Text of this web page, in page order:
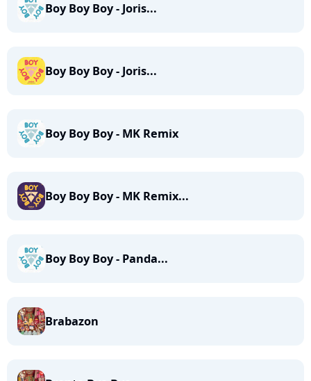
Boy Boy Boy - Joris...
Boy Boy Boy - Joris...
Boy Boy Boy - MK Remix
Boy Boy Boy - MK Remix...
Boy Boy Boy - Panda...
Brabazon